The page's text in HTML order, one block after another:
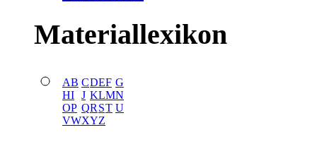
Materiallexikon
AB CDEF G
HI J KLMN
OP QR ST U
VWXYZ